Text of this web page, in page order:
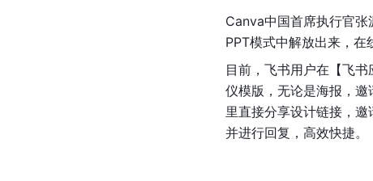
Canva中国首席执行官
PPT模式中解放出来，在
目前，飞书用户在【飞
仪模版，无论是海报，
里直接分享设计链接，
并进行回复，高效快捷。